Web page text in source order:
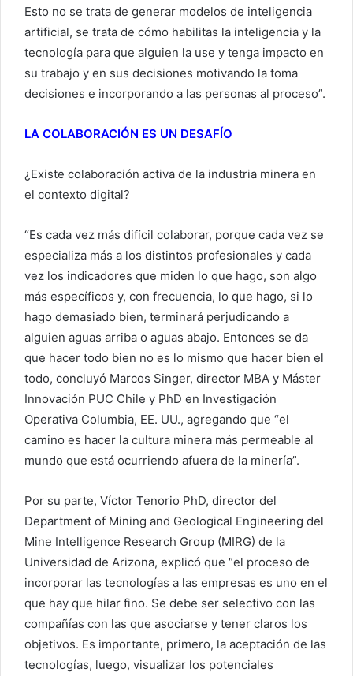
Esto no se trata de generar modelos de inteligencia
artificial, se trata de cómo habilitas la inteligencia y la
tecnología para que alguien la use y tenga impacto en
su trabajo y en sus decisiones motivando la toma
decisiones e incorporando a las personas al proceso”.
LA COLABORACIÓN ES UN DESAFÍO
¿Existe colaboración activa de la industria minera en
el contexto digital?
“Es cada vez más difícil colaborar, porque cada vez se
especializa más a los distintos profesionales y cada
vez los indicadores que miden lo que hago, son algo
más específicos y, con frecuencia, lo que hago, si lo
hago demasiado bien, terminará perjudicando a
alguien aguas arriba o aguas abajo. Entonces se da
que hacer todo bien no es lo mismo que hacer bien el
todo, concluyó Marcos Singer, director MBA y Máster
Innovación PUC Chile y PhD en Investigación
Operativa Columbia, EE. UU., agregando que “el
camino es hacer la cultura minera más permeable al
mundo que está ocurriendo afuera de la minería”.
Por su parte, Víctor Tenorio PhD, director del
Department of Mining and Geological Engineering del
Mine Intelligence Research Group (MIRG) de la
Universidad de Arizona, explicó que “el proceso de
incorporar las tecnologías a las empresas es uno en el
que hay que hilar fino. Se debe ser selectivo con las
compañías con las que asociarse y tener claros los
objetivos. Es importante, primero, la aceptación de las
tecnologías, luego, visualizar los potenciales